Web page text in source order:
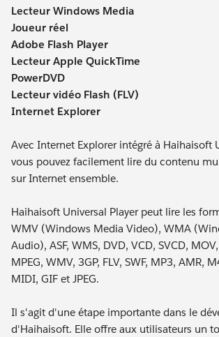
Lecteur Windows Media
Joueur réel
Adobe Flash Player
Lecteur Apple QuickTime
PowerDVD
Lecteur vidéo Flash (FLV)
Internet Explorer
Avec Internet Explorer intégré à Haihaisoft
vous pouvez facilement lire du contenu
sur Internet ensemble.
Haihaisoft Universal Player peut lire les
WMV (Windows Media Video), WMA
Audio), ASF, WMS, DVD, VCD, SVCD,
MPEG, WMV, 3GP, FLV, SWF, MP3, AMR,
MIDI, GIF et JPEG.
Il s'agit d'une étape importante dans le
d'Haihaisoft. Elle offre aux utilisateurs un